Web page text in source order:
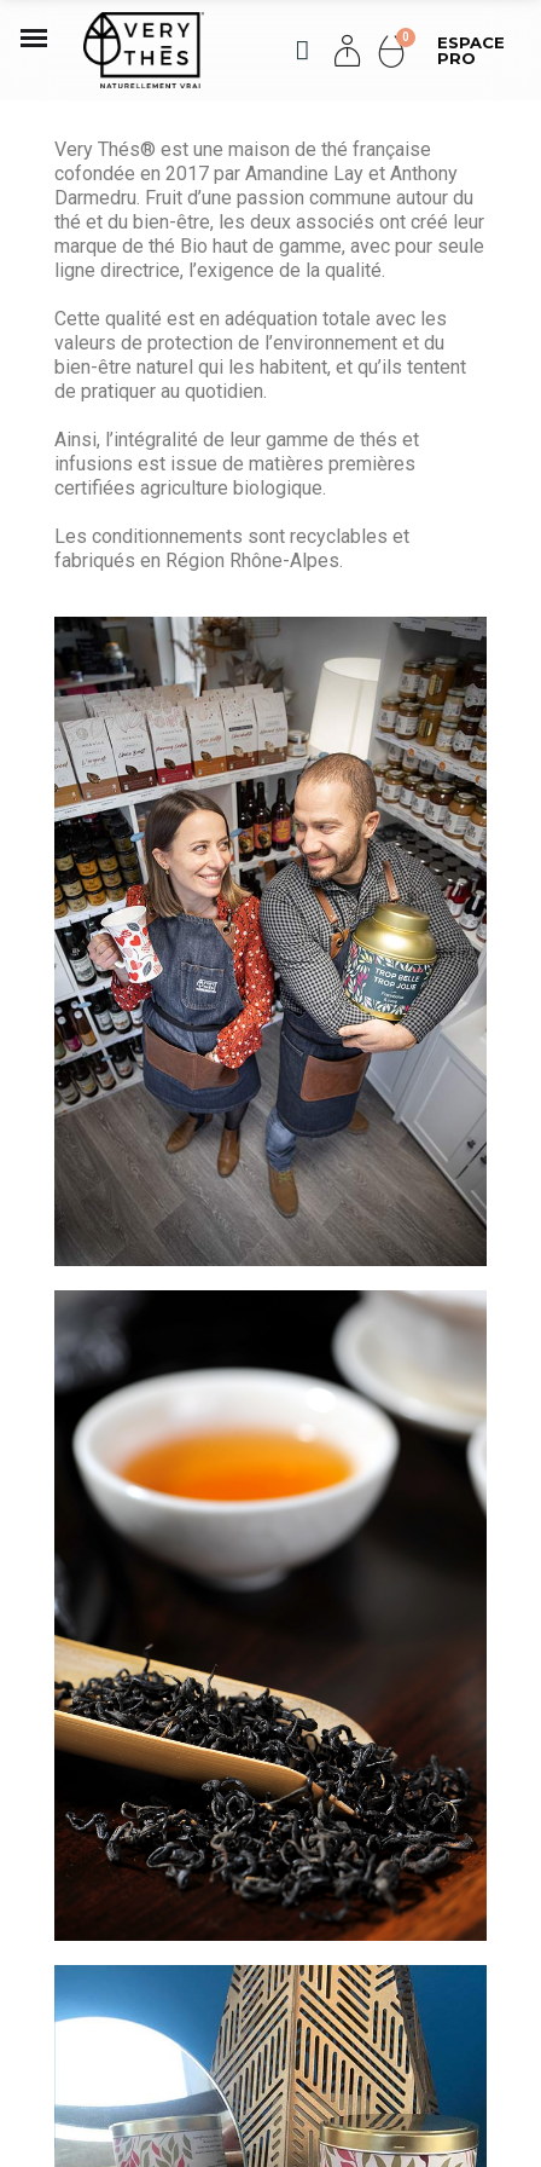
ESPACE
PRO
Very Thés® est une maison de thé française
cofondée en 2017 par Amandine Lay et Anthony
Darmedru. Fruit d’une passion commune autour du
thé et du bien-être, les deux associés ont créé leur
marque de thé Bio haut de gamme, avec pour seule
ligne directrice, l’exigence de la qualité.
Cette qualité est en adéquation totale avec les
valeurs de protection de l’environnement et du
bien-être naturel qui les habitent, et qu’ils tentent
de pratiquer au quotidien.
Ainsi, l’intégralité de leur gamme de thés et
infusions est issue de matières premières
certifiées agriculture biologique.
Les conditionnements sont recyclables et
fabriqués en Région Rhône-Alpes.